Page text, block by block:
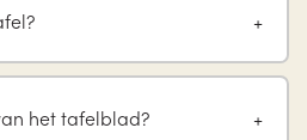
het tafelblad?